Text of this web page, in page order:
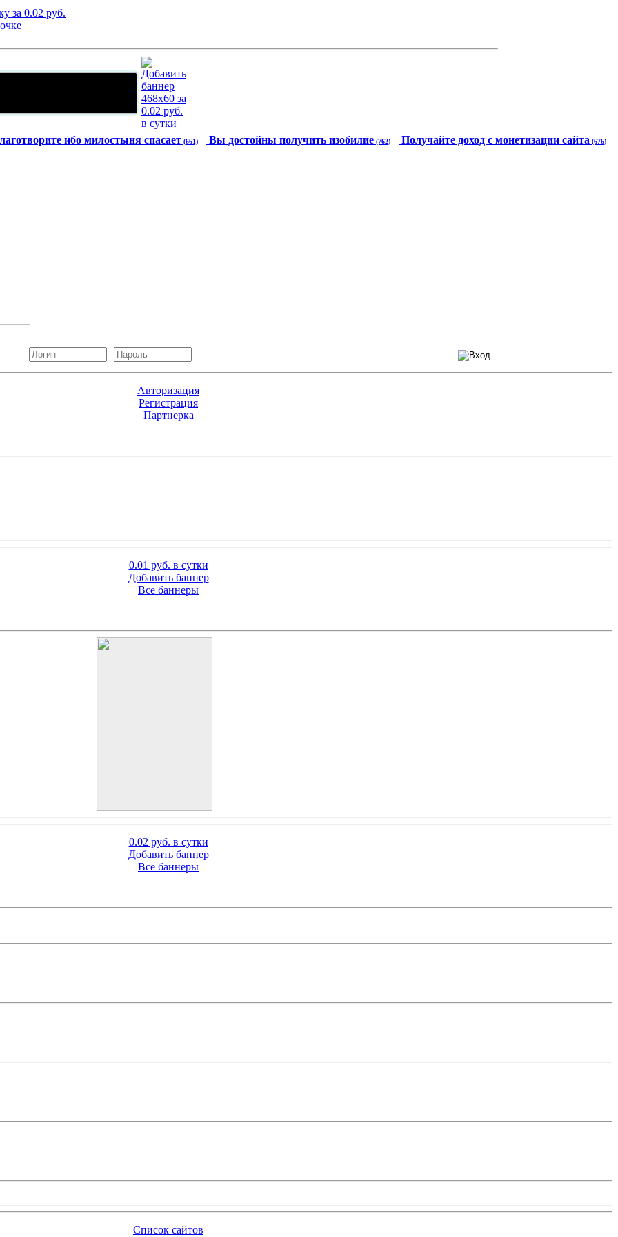
ибо милостыня спасает (661) Вы достойны получить изобилие (762) Получайте доход с монетизации сайта (676)
Авторизация
Регистрация
Партнерка
0.01 руб. в сутки
Добавить баннер
Все баннеры
0.02 руб. в сутки
Добавить баннер
Все баннеры
Список сайтов